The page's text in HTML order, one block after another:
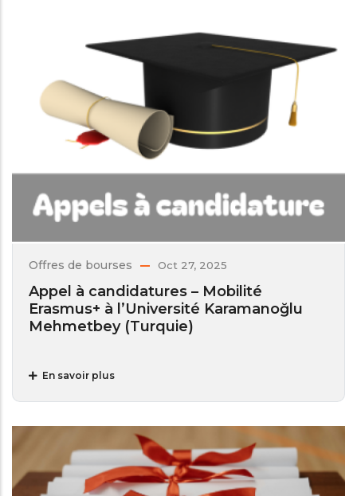
Offres de bourses Oct 27, 2025
Appel à candidatures – Mobilité
Erasmus+ à l’Université Karamanoğlu
Mehmetbey (Turquie)
En savoir plus